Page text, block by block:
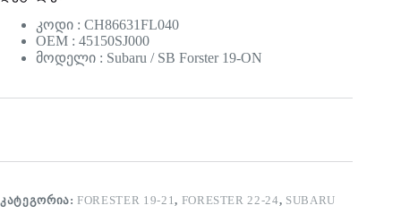
კოდი : CH86631FL040
OEM : 45150SJ000
მოდელი : Subaru / SB Forster 19-ON
ᲙᲐᲢᲔᲒᲝᲠᲘᲐ:FORESTER 19-21, FORESTER 22-24, SUBARU